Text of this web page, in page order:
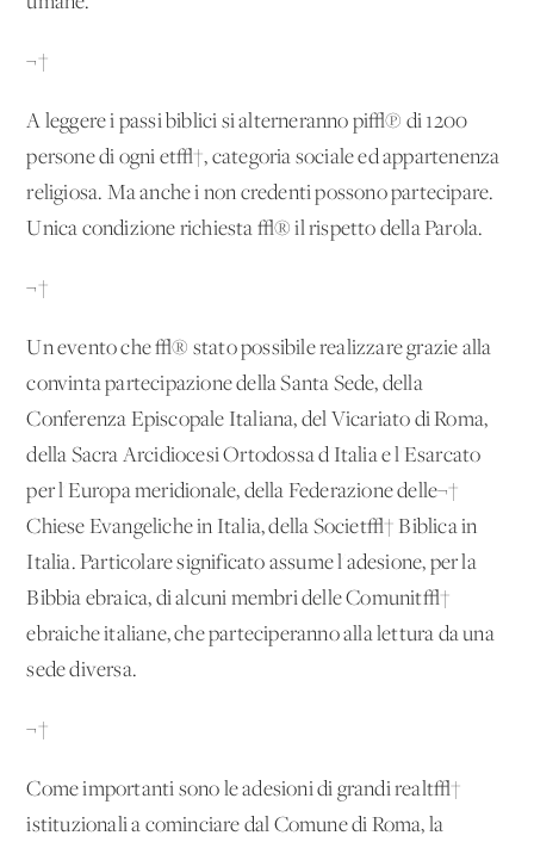
¬†
A leggere i passi biblici si alterneranno pi√π di 1200
persone di ogni et√†, categoria sociale ed appartenenza
religiosa. Ma anche i non credenti possono partecipare.
Unica condizione richiesta √® il rispetto della Parola.
¬†
Un evento che √® stato possibile realizzare grazie alla
convinta partecipazione della Santa Sede, della
Conferenza Episcopale Italiana, del Vicariato di Roma,
della Sacra Arcidiocesi Ortodossa d'Italia e l'Esarcato
per l'Europa meridionale, della Federazione delle¬†
Chiese Evangeliche in Italia, della Societ√† Biblica in
Italia. Particolare significato assume l'adesione, per la
Bibbia ebraica, di alcuni membri delle Comunit√†
ebraiche italiane, che parteciperanno alla lettura da una
sede diversa.
¬†
Come importanti sono le adesioni di grandi realt√†
istituzionali a cominciare dal Comune di Roma, la